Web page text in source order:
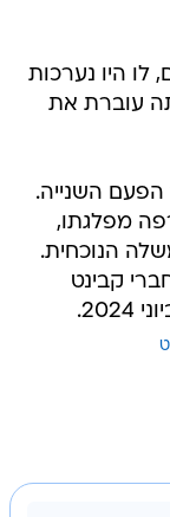
לו היו נערכות
עוברת את
השנייה.
מפלגתו,
הנוכחית.
קבינט